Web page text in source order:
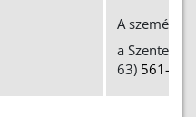
A
a Szentesi
63) 561-041